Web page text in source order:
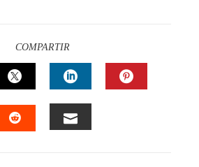
COMPARTIR
TWITTERLINKEDIN